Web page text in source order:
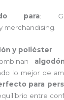
para:
merchandising.
y poliéster
lo mejor de
para
entre